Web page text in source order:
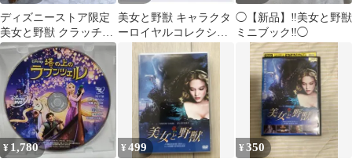
ディズニーストア限定
美女と野獣 クラッチバ
ッグ
美女と野獣 キャラクタ
ーロイヤルコレクショ
◯【新品】‼️美女と野獣
ミニブック‼️◯
¥ 1,780 ¥499 ¥350